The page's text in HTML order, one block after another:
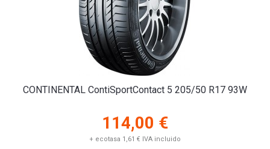
CONTINENTAL ContiSportContact 5 205/50 R17 93W
114,00 €
+ ecotasa 1,61 € IVA incluido